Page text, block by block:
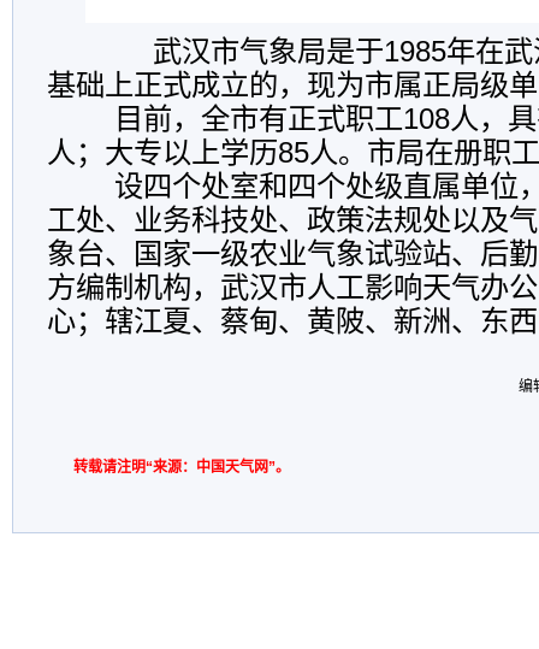
武汉市气象局是于1985年在武
基础上正式成立的，现为市属正局级
目前，全市有正式职工108人，具
人；大专以上学历85人。市局在册职
设四个处室和四个处级直属单位
工处、业务科技处、政策法规处以及
象台、国家一级农业气象试验站、后
方编制机构，武汉市人工影响天气办
心；辖江夏、蔡甸、黄陂、新洲、东
编
转载请注明“来源：中国天气网”。